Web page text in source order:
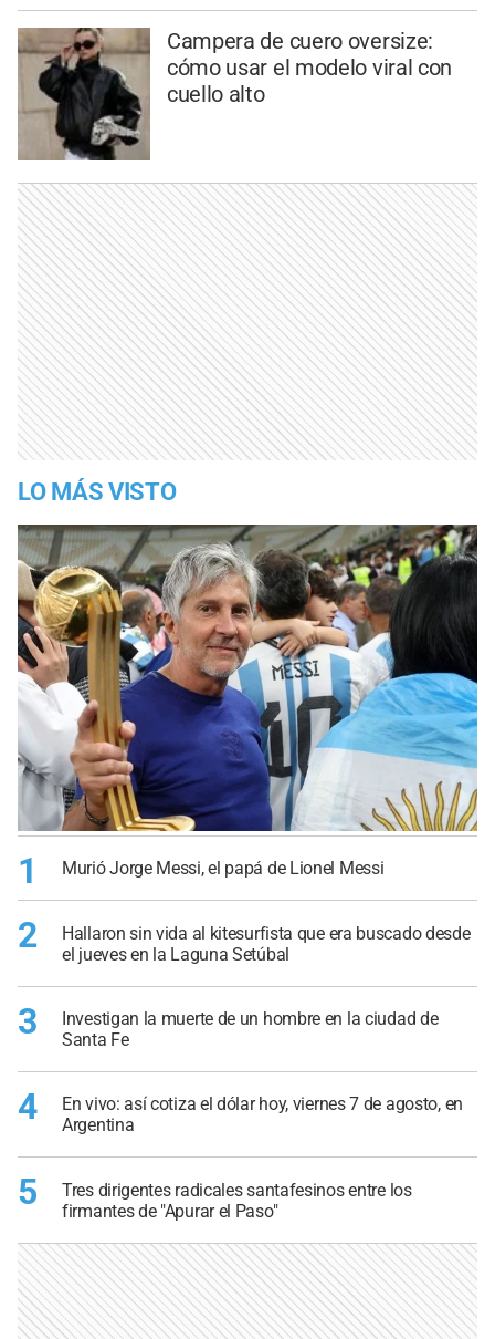
Campera de cuero oversize:
cómo usar el modelo viral con
cuello alto
LO MÁS VISTO
1 Murió Jorge Messi, el papá de Lionel Messi
2
Hallaron sin vida al kitesurfista que era buscado desde
el jueves en la Laguna Setúbal
3
Investigan la muerte de un hombre en la ciudad de
Santa Fe
4
En vivo: así cotiza el dólar hoy, viernes 7 de agosto, en
Argentina
5
Tres dirigentes radicales santafesinos entre los
firmantes de "Apurar el Paso"